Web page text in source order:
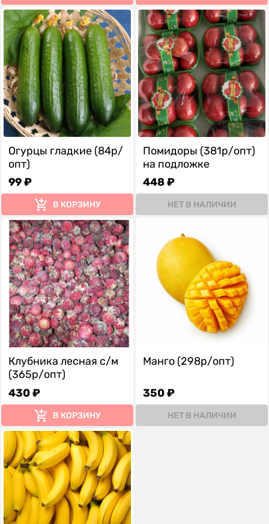
Огурцы гладкие (84р/
опт)
99 ₽
В КОРЗИНУ
Помидоры (381р/опт)
на подложке
448 ₽
НЕТ В НАЛИЧИИ
Клубника лесная с/м
(365р/опт)
430 ₽
В КОРЗИНУ
Манго (298р/опт)
350 ₽
НЕТ В НАЛИЧИИ